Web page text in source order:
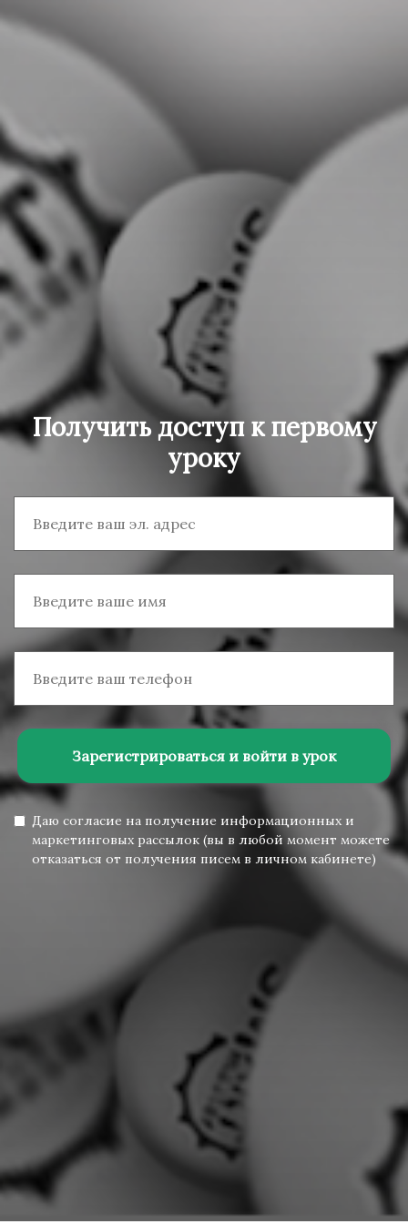
Получить доступ к первому
уроку
Зарегистрироваться и войти в урок
Даю согласие на получение информационных и
маркетинговых рассылок (вы в любой момент можете
отказаться от получения писем в личном кабинете)